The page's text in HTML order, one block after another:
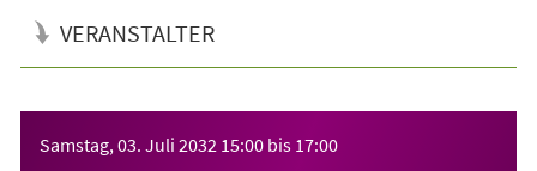
VERANSTALTER
Samstag, 03. Juli 2032 15:00 bis 17:00